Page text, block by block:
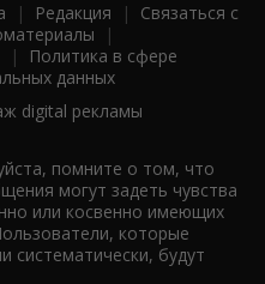
| Редакция | Связаться с
|
|
Политика в сфере
данных
digital рекламы
помните о том, что
могут задеть чувства
или косвенно имеющих
которые
систематически, будут